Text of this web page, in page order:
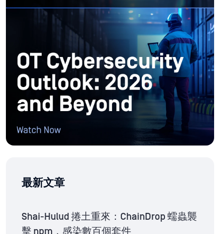
最新文章
Shai-Hulud 捲土重來：ChainDrop 蠕蟲襲
擊 npm，感染數百個套件